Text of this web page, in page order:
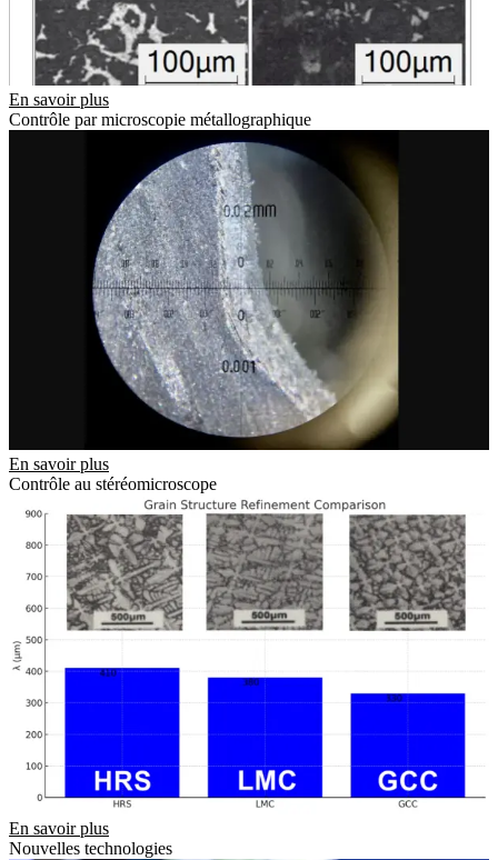
En savoir plus
Contrôle par microscopie métallographique
En savoir plus
Contrôle au stéréomicroscope
En savoir plus
Nouvelles technologies